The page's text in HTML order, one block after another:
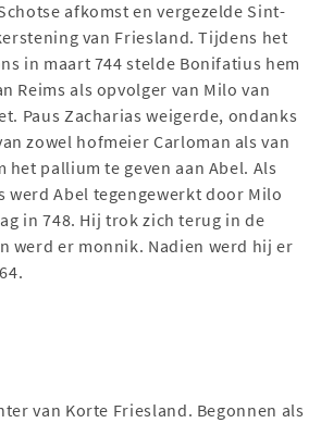
afkomst en vergezelde Sint-
van Friesland. Tijdens het
in maart 744 stelde Bonifatius hem
Reims als opvolger van Milo van
Paus Zacharias weigerde, ondanks
zowel hofmeier Carloman als van
het pallium te geven aan Abel. Als
werd Abel tegengewerkt door Milo
in 748. Hij trok zich terug in de
werd er monnik. Nadien werd hij er
van Korte Friesland. Begonnen als